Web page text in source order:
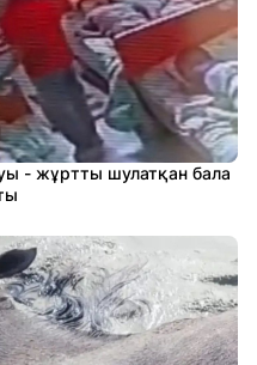
- жұртты шулатқан бала